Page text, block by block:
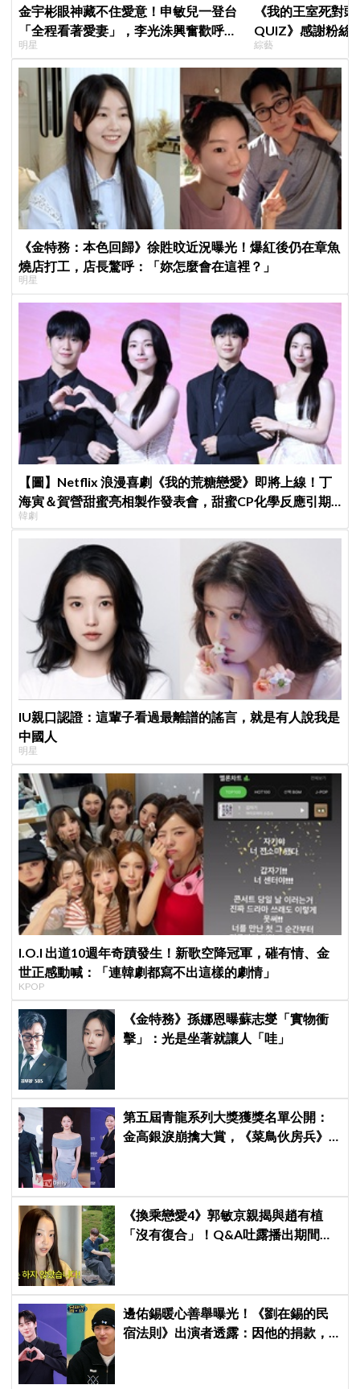
金宇彬眼神藏不住愛意！申敏兒一登台
「全程看著愛妻」，李光洙興奮歡呼到
被制止 XD
明星
《我的王室死對
QUIZ》感謝粉絲
在錫前輩，我真
綜藝
《金特務：本色回歸》徐貹旼近況曝光！爆紅後仍在章魚
燒店打工，店長驚呼：「妳怎麼會在這裡？」
明星
【圖】Netflix 浪漫喜劇《我的荒糖戀愛》即將上線！丁
海寅＆賀營甜蜜亮相製作發表會，甜蜜CP化學反應引期
待
韓劇
IU親口認證：這輩子看過最離譜的謠言，就是有人說我是
中國人
明星
I.O.I 出道10週年奇蹟發生！新歌空降冠軍，磪有情、金
世正感動喊：「連韓劇都寫不出這樣的劇情」
KPOP
《金特務》孫娜恩曝蘇志燮「實物衝
擊」：光是坐著就讓人「哇」
第五屆青龍系列大獎獲獎名單公開：
金高銀淚崩擒大賞，《菜鳥伙房兵》
《換乘戀愛4》郭敏京親揭與趙有植
「沒有復合」！Q&A吐露播出期間壓
邊佑錫暖心善舉曝光！《劉在錫的民
宿法則》出演者透露：因他的捐款，